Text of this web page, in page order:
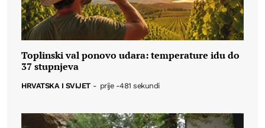
Toplinski val ponovo udara: temperature idu do
37 stupnjeva
HRVATSKA I SVIJET - prije -481 sekundi